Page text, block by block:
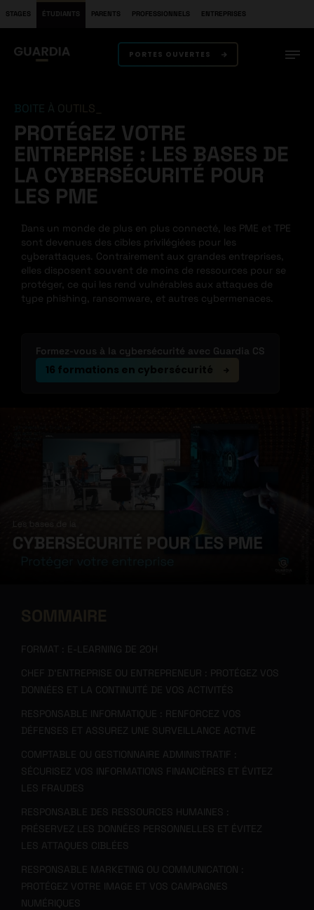
STAGES ÉTUDIANTS PARENTS PROFESSIONNELS ENTREPRISES
PORTES OUVERTES
BOITE À OUTILS
PROTÉGEZ VOTRE
ENTREPRISE : LES BASES DE
LA CYBERSÉCURITÉ POUR
LES PME
Dans un monde de plus en plus connecté, les PME et TPE
sont devenues des cibles privilégiées pour les
cyberattaques. Contrairement aux grandes entreprises,
elles disposent souvent de moins de ressources pour se
protéger, ce qui les rend vulnérables aux attaques de
type phishing, ransomware, et autres cybermenaces.
Formez-vous à la cybersécurité avec Guardia CS
16 formations en cybersécurité
FORMAT : E-LEARNING DE 20H
CHEF D’ENTREPRISE OU ENTREPRENEUR : PROTÉGEZ VOS
DONNÉES ET LA CONTINUITÉ DE VOS ACTIVITÉS
RESPONSABLE INFORMATIQUE : RENFORCEZ VOS
DÉFENSES ET ASSUREZ UNE SURVEILLANCE ACTIVE
COMPTABLE OU GESTIONNAIRE ADMINISTRATIF :
SÉCURISEZ VOS INFORMATIONS FINANCIÈRES ET ÉVITEZ
LES FRAUDES
RESPONSABLE DES RESSOURCES HUMAINES :
PRÉSERVEZ LES DONNÉES PERSONNELLES ET ÉVITEZ
LES ATTAQUES CIBLÉES
RESPONSABLE MARKETING OU COMMUNICATION :
PROTÉGEZ VOTRE IMAGE ET VOS CAMPAGNES
NUMÉRIQUES